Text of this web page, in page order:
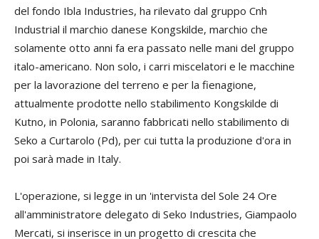
del fondo Ibla Industries, ha rilevato dal gruppo Cnh
Industrial il marchio danese Kongskilde, marchio che
solamente otto anni fa era passato nelle mani del gruppo
italo-americano. Non solo, i carri miscelatori e le macchine
per la lavorazione del terreno e per la fienagione,
attualmente prodotte nello stabilimento Kongskilde di
Kutno, in Polonia, saranno fabbricati nello stabilimento di
Seko a Curtarolo (Pd), per cui tutta la produzione d'ora in
poi sarà made in Italy.
L'operazione, si legge in un 'intervista del Sole 24 Ore
all'amministratore delegato di Seko Industries, Giampaolo
Mercati, si inserisce in un progetto di crescita che